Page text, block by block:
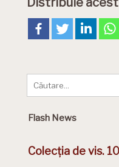
Flash News
Colecția de vis.